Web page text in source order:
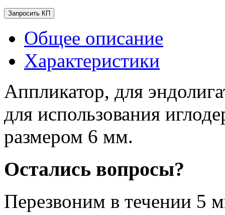
Запросить КП
Общее описание
Характеристики
Аппликатор, для
для использования
размером 6 мм.
Остались вопросы?
Перезвоним в течении 5